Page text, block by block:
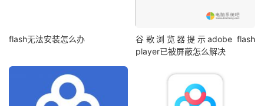
flash无法安装怎么办
谷歌浏览器提示adobe flash
player已被屏蔽怎么解决